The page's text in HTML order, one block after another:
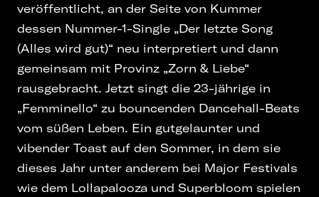
veröffentlicht, an der Seite von Kummer
dessen Nummer-1-Single „Der letzte Song
(Alles wird gut)“ neu interpretiert und dann
gemeinsam mit Provinz „Zorn & Liebe“
rausgebracht. Jetzt singt die 23-jährige in
„Femminello“ zu bouncenden Dancehall-Beats
vom süßen Leben. Ein gutgelaunter und
vibender Toast auf den Sommer, in dem sie
dieses Jahr unter anderem bei Major Festivals
wie dem Lollapalooza und Superbloom spielen